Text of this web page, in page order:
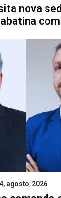
nova
agosto, 2026